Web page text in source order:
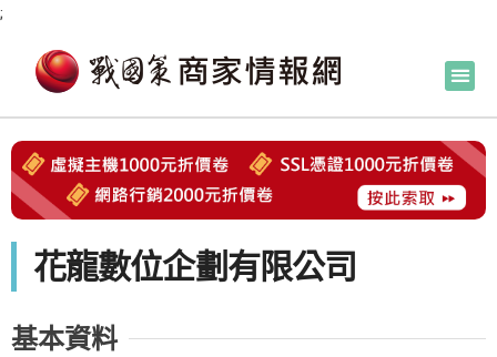
;
花龍數位企劃有限公司
基本資料